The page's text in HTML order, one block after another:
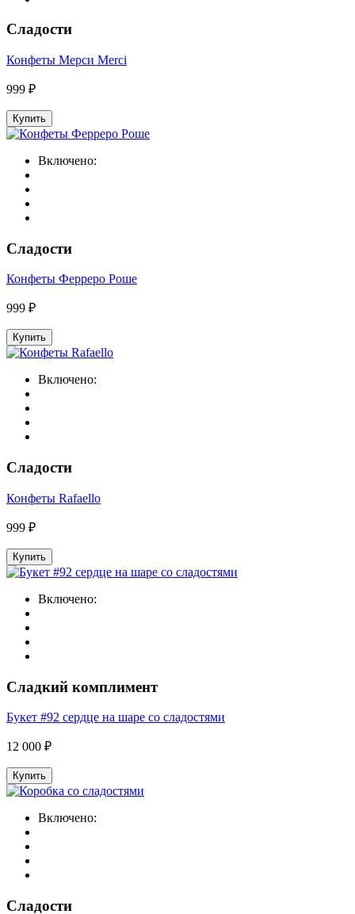
Сладости
Конфеты Мерси Merci
999 ₽
Купить
Включено:
Сладости
Конфеты Ферреро Роше
999 ₽
Купить
Включено:
Сладости
Конфеты Rafaello
999 ₽
Купить
Включено:
Сладкий комплимент
Букет #92 сердце на шаре со сладостями
12 000 ₽
Купить
Включено:
Сладости